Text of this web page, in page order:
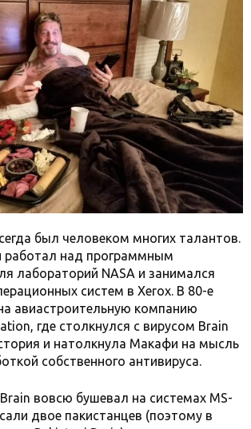
был человеком многих талантов.
работал над программным
лабораторий NASA и занимался
систем в Xerox. В 80-е
авиастроительную компанию
где столкнулся с вирусом Brain
и натолкнула Макафи на мысль
собственного антивируса.
вовсю бушевал на системах MS-
двое пакистанцев (поэтому в